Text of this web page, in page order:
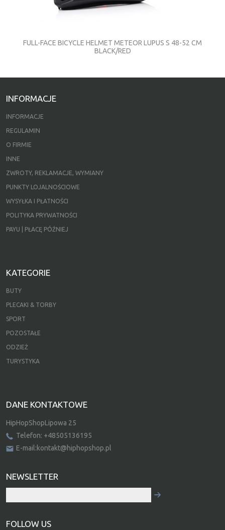
FULL-FACE BICYCLE HELMET METEOR LUPUS S 48-52 CM
BLACK/RED
INFORMACJE
INFORMACJE
REGULAMIN
O FIRMIE
INNE
ZWROTY, REKLAMACJE, WYMIANY
PUNKTY LOJALNOŚCIOWE
WYSYŁKA I PŁATNOŚCI
POLITYKA PRYWATNOŚCI
PAYU | PŁACĘ PÓŹNIEJ
KATEGORIE
BUTY
PLECAKI & TORBY
SPORT
POZOSTAŁE
ODZIEŻ
TURYSTYKA
DANE KONTAKTOWE
HipHopShopLipowa 25
Telefon: +48505136195
E-mail:kontakt@hiphopshop.pl
NEWSLETTER
FOLLOW US